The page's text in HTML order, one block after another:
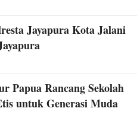
Jayapura Kota Jalani
Papua Rancang Sekolah
untuk Generasi Muda